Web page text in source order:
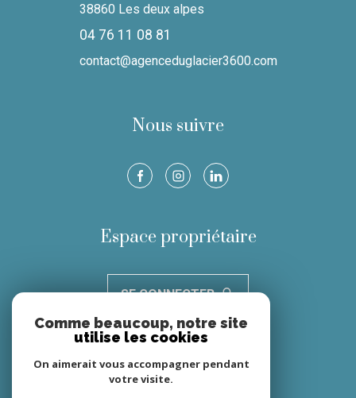
38860 Les deux alpes
04 76 11 08 81
contact@agenceduglacier3600.com
Nous suivre
Espace propriétaire
SE CONNECTER
Nous adhérons
Comme beaucoup, notre site
utilise les cookies
On aimerait vous accompagner pendant
votre visite.